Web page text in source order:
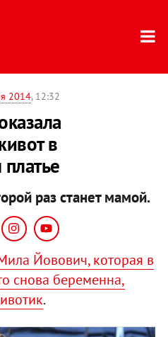
2014, 12:32
в
раз станет мамой.
Йовович, которая в
снова беременна,
.